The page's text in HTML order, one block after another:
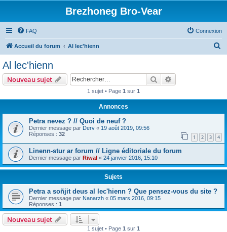
Brezhoneg Bro-Vear
FAQ Connexion
Accueil du forum Al lec'hienn
e
Al lec'hienn
Nouveau sujet Rechercher
1 sujet • Page 1 sur 1
Annonces
Petra nevez ? // Quoi de neuf ?
Dernier message par Derv « 19 août 2019, 09:56
Réponses : 32 1 2 3 4
Linenn-stur ar forum // Ligne éditoriale du forum
Dernier message par Riwal « 24 janvier 2016, 15:10
Sujets
Petra a soñjit deus al lec'hienn ? Que pensez-vous du site ?
Dernier message par Nanarzh « 05 mars 2016, 09:15
Réponses : 1
Nouveau sujet
1 sujet • Page 1 sur 1